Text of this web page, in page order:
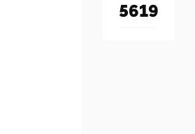
5619